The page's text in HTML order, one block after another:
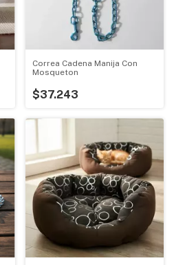
Correa Cadena Manija Con
Mosqueton
$37.243